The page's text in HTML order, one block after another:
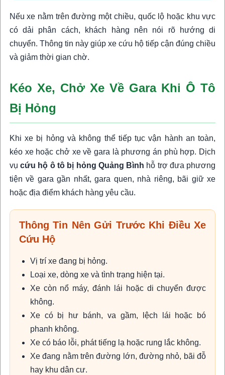
Nếu xe nằm trên đường một chiều, quốc lộ hoặc khu vực
có dải phân cách, khách hàng nên nói rõ hướng di
chuyển. Thông tin này giúp xe cứu hộ tiếp cận đúng chiều
và giảm thời gian chờ.
Kéo Xe, Chở Xe Về Gara Khi Ô Tô
Bị Hỏng
Khi xe bị hỏng và không thể tiếp tục vận hành an toàn,
kéo xe hoặc chở xe về gara là phương án phù hợp. Dịch
vụcứu hộ ô tô bị hỏng Quảng Bình hỗ trợ đưa phương
tiện về gara gần nhất, gara quen, nhà riêng, bãi giữ xe
hoặc địa điểm khách hàng yêu cầu.
Thông Tin Nên Gửi Trước Khi Điều Xe
Cứu Hộ
Vị trí xe đang bị hỏng.
Loại xe, dòng xe và tình trạng hiện tại.
Xe còn nổ máy, đánh lái hoặc di chuyển được
không.
Xe có bị hư bánh, va gầm, lệch lái hoặc bó
phanh không.
Xe có báo lỗi, phát tiếng lạ hoặc rung lắc không.
Xe đang nằm trên đường lớn, đường nhỏ, bãi đỗ
hay khu dân cư.